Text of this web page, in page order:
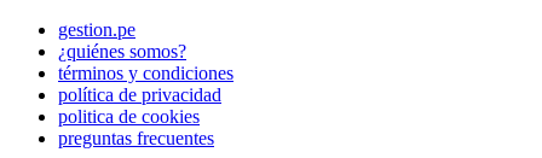
gestion.pe
¿quiénes somos?
términos y condiciones
política de privacidad
politica de cookies
preguntas frecuentes